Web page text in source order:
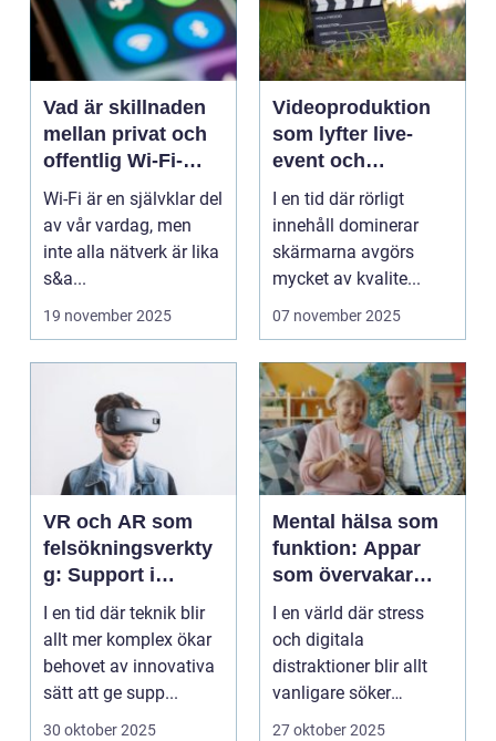
Vad är skillnaden
mellan privat och
offentlig Wi-Fi-
säkerhet?
Wi-Fi är en självklar del
av vår vardag, men
inte alla nätverk är lika
s&a...
19 november 2025
Videoproduktion
som lyfter live-
event och
varumärken
I en tid där rörligt
innehåll dominerar
skärmarna avgörs
mycket av kvalite...
07 november 2025
VR och AR som
felsökningsverkty
g: Support i
virtuella miljöer
I en tid där teknik blir
allt mer komplex ökar
behovet av innovativa
sätt att ge supp...
30 oktober 2025
Mental hälsa som
funktion: Appar
som övervakar
och stärker
välmående
I en värld där stress
och digitala
distraktioner blir allt
vanligare söker
mång...
27 oktober 2025